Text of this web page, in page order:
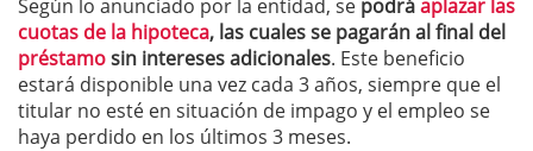
Según lo anunciado por la entidad, se podráaplazar las
cuotas de la hipoteca, las cuales se pagarán al final del
préstamosin intereses adicionales. Este beneficio
estará disponible una vez cada 3 años, siempre que el
titular no esté en situación de impago y el empleo se
haya perdido en los últimos 3 meses.